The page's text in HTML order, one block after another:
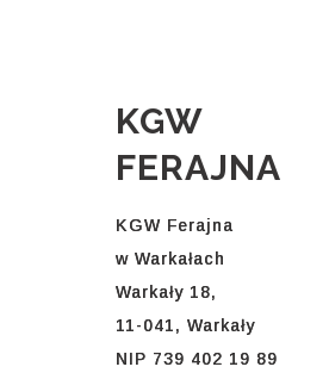
KGW
FERAJNA
KGW Ferajna
w Warkałach
Warkały 18,
11-041, Warkały
NIP 739 402 19 89